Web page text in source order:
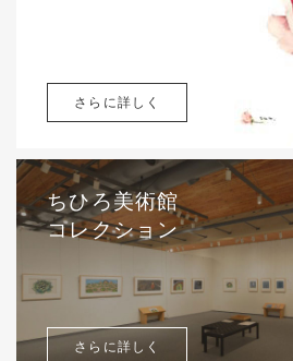
さらに詳しく
ちひろ美術館
コレクション
さらに詳しく